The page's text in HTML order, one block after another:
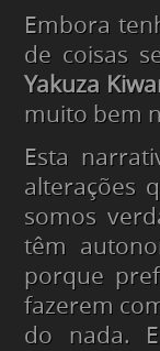
Embora
de coisas
Yakuza
muito bem
Esta
alterações
somos
têm
porque
fazerem
do nada.